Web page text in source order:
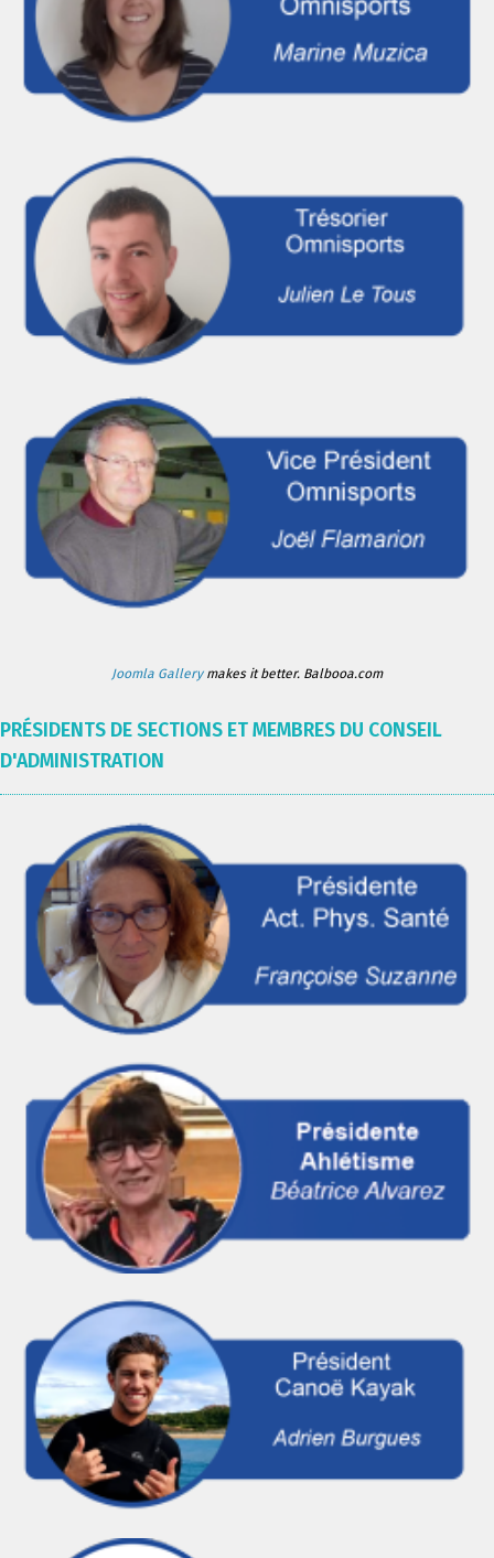
Joomla Gallerymakes it better. Balbooa.com
PRÉSIDENTS DE SECTIONS ET MEMBRES DU CONSEIL
D'ADMINISTRATION